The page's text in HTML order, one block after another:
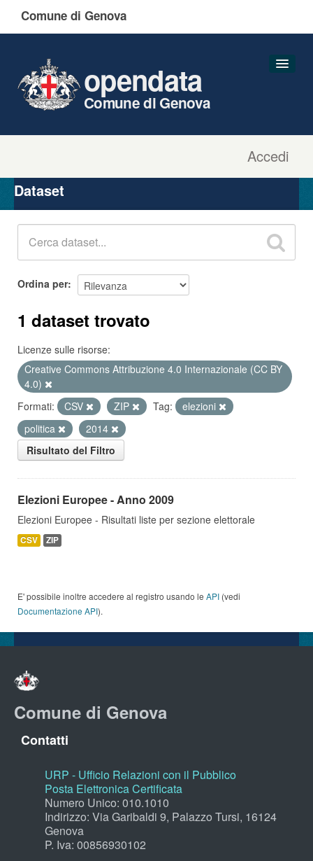
Comune di Genova
Accedi
opendata
Comune di Genova
Organizzazioni
Gruppi
Dataset
Ordina per
1 dataset trovato
Licenze sulle risorse:
Creative Commons Attribuzione 4.0 Internazionale (CC BY
4.0)
Formati:
CSV ZIP Tag:
elezioni
politica
2014
Risultato del Filtro
Elezioni Europee - Anno 2009
Elezioni Europee - Risultati liste per sezione elettorale
CSV ZIP
E' possibile inoltre accedere al registro usando le API (vedi
Documentazione API).
Comune di Genova
Contatti
URP - Ufficio Relazioni con il Pubblico
Posta Elettronica Certificata
Numero Unico: 010.1010
Indirizzo: Via Garibaldi 9, Palazzo Tursi, 16124
Genova
P. Iva: 00856930102